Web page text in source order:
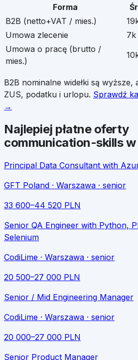
Forma
B2B (netto+VAT / mies.)
Umowa zlecenie
7k
Umowa o pracę (brutto /
mies.)
B2B nominalne widełki są wyższe,
ZUS, podatku i urlopu. Sprawdź
→
Najlepiej płatne oferty
communication-skillsw
Principal Data Consultant with
GFT Poland · Warszawa · senior
33 600–44 520 PLN
Senior QA Engineer with Python,
Selenium
CodiLime · Warszawa · senior
20 500–27 000 PLN
Senior / Mid Engineering Manager
CodiLime · Warszawa · senior
20 000–27 000 PLN
Senior Product Manager